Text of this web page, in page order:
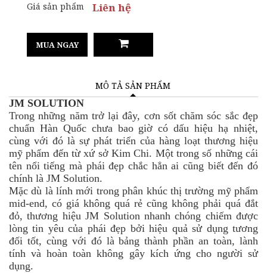
Giá sản phẩm Liên hệ
MUA NGAY
MÔ TẢ SẢN PHẨM
JM SOLUTION
Trong những năm trở lại đây, cơn sốt chăm sóc sắc đẹp
chuẩn Hàn Quốc chưa bao giờ có dấu hiệu hạ nhiệt,
cùng với đó là sự phát triển của hàng loạt thương hiệu
mỹ phẩm đến từ xứ sở Kim Chi. Một trong số những cái
tên nổi tiếng mà phái đẹp chắc hẳn ai cũng biết đến đó
chính là JM Solution.
Mặc dù là lính mới trong phân khúc thị trường mỹ phẩm
mid-end, có giá không quá rẻ cũng không phải quá đắt
đỏ, thương hiệu JM Solution nhanh chóng chiếm được
lòng tin yêu của phái đẹp bởi hiệu quả sử dụng tương
đối tốt, cùng với đó là bảng thành phần an toàn, lành
tính và hoàn toàn không gây kích ứng cho người sử
dụng.